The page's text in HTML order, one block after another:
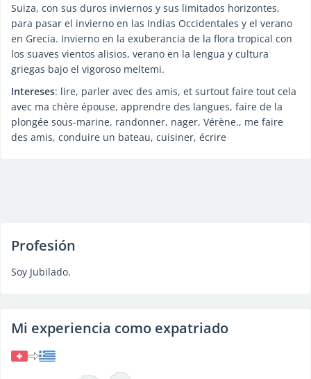
Suiza, con sus duros inviernos y sus limitados horizontes,
para pasar el invierno en las Indias Occidentales y el verano
en Grecia. Invierno en la exuberancia de la flora tropical con
los suaves vientos alisios, verano en la lengua y cultura
griegas bajo el vigoroso meltemi.
Intereses: lire, parler avec des amis, et surtout faire tout cela
avec ma chère épouse, apprendre des langues, faire de la
plongée sous-marine, randonner, nager, Vérène., me faire
des amis, conduire un bateau, cuisiner, écrire
Profesión
Soy Jubilado.
Mi experiencia como expatriado